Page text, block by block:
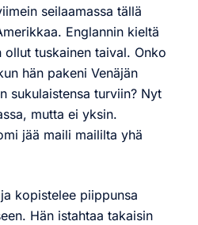
seilaamassa tällä
Englannin kieltä
tuskainen taival. Onko
hän pakeni Venäjän
sukulaistensa turviin? Nyt
mutta ei yksin.
jää maili maililta yhä
kopistelee piippunsa
Hän istahtaa takaisin